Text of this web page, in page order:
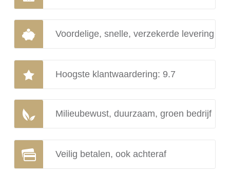
Voordelige, snelle, verzekerde levering
Hoogste klantwaardering: 9.7
Milieubewust, duurzaam, groen bedrijf
Veilig betalen, ook achteraf